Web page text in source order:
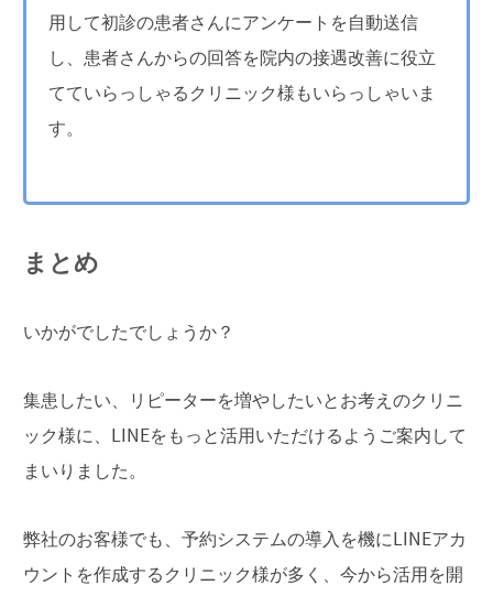
用して初診の患者さんにアンケートを自動送信
し、患者さんからの回答を院内の接遇改善に役立
てていらっしゃるクリニック様もいらっしゃいま
す。
まとめ
いかがでしたでしょうか？
集患したい、リピーターを増やしたいとお考えのクリニ
ック様に、LINEをもっと活用いただけるようご案内して
まいりました。
弊社のお客様でも、予約システムの導入を機にLINEアカ
ウントを作成するクリニック様が多く、今から活用を開